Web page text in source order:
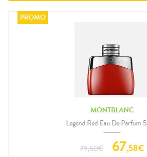
MONTBLANC
Legend Red Eau De Parfum
79,50€ 67,58€